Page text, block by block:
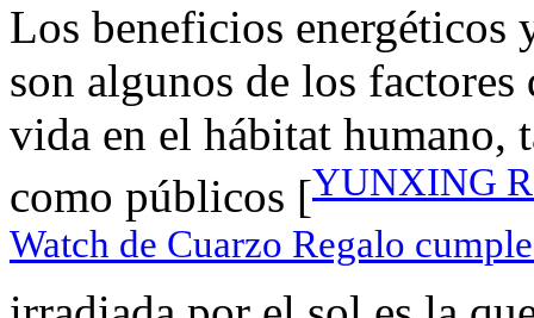
Los beneficios
son algunos de los
vida en el hábitat humano,
como públicos [YUNXING
Watch de Cuarzo Regalo